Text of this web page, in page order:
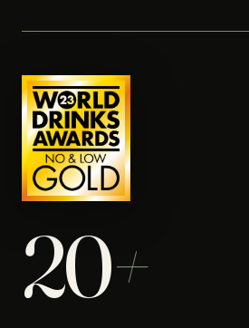
20+